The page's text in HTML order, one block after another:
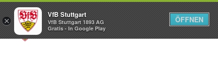
Menü
×
VfB Stuttgart
VfB Stuttgart 1893 AG
Gratis - In Google Play
ÖFFNEN